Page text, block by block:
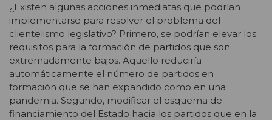
¿Existen algunas acciones inmediatas que podrían
implementarse para resolver el problema del
clientelismo legislativo? Primero, se podrían elevar los
requisitos para la formación de partidos que son
extremadamente bajos. Aquello reduciría
automáticamente el número de partidos en
formación que se han expandido como en una
pandemia. Segundo, modificar el esquema de
financiamiento del Estado hacia los partidos que en la